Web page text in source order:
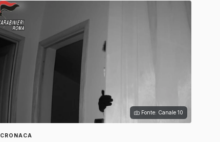
Fonte: Canale 10
CRONACA